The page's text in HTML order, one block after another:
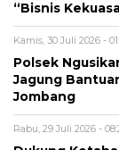
“Bisnis
Kamis, 30 Juli 2026 -
Polsek
Jagung
Jombang
Rabu, 29 Juli 2026 -